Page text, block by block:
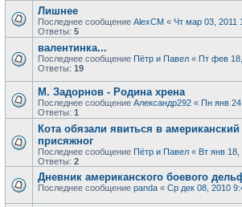
Лишнее
Последнее сообщение AlexCM « Чт мар 03, 2011
Ответы: 5
валентинка...
Последнее сообщение Пётр и Павел « Пт фев
Ответы: 19
М. Задорнов - Родина хрена
Последнее сообщение Александр292 « Пн янв
Ответы: 1
Кота обязали явиться в американский
присяжног
Последнее сообщение Пётр и Павел « Вт янв 18,
Ответы: 2
Дневник американского боевого
Последнее сообщение panda « Ср дек 08, 2010